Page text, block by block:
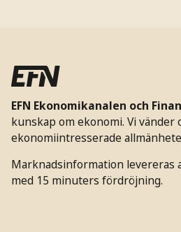
EFN Ekonomikanalen och
kunskap om ekonomi. Vi vänder
ekonomiintresserade
Marknadsinformation levereras
med 15 minuters fördröjning.